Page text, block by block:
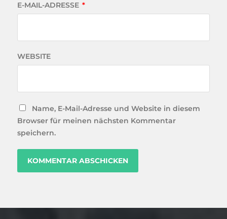
E-MAIL-ADRESSE *
WEBSITE
Name, E-Mail-Adresse und Website in diesem
Browser für meinen nächsten Kommentar
speichern.